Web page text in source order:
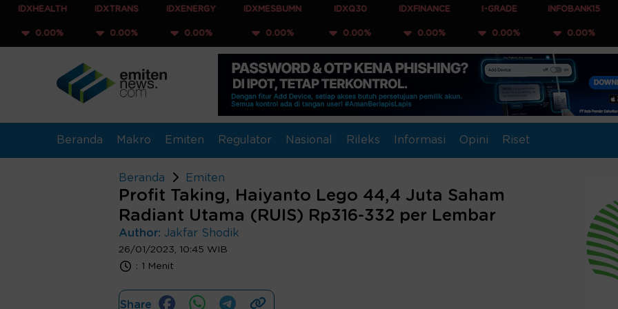
IDXTRANS
0.00%
IDXENERGY
0.00%
IDXMESBUMN IDXQ30
0.00%
IDXFINANCE
0.00%
I-GRADE
0.00%
INFOBANK15
0.00%
Beranda Makro Emiten Regulator Nasional Rileks Informasi Opini Riset
Beranda Emiten
Profit Taking, Haiyanto Lego 44,4 Juta Saham
Radiant Utama (RUIS) Rp316-332 per Lembar
Author: Jakfar Shodik
26/01/2023, 10:45 WIB
: 1 Menit
Share